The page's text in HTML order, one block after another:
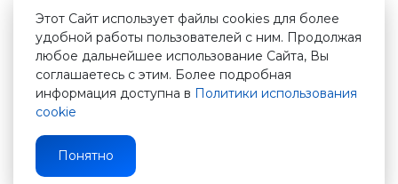
Этот Сайт использует файлы cookies для более
удобной работы пользователей с ним. Продолжая
любое дальнейшее использование Сайта, Вы
соглашаетесь с этим. Более подробная
информация доступна в Политики использования
cookie
Понятно
© 2026 Вся спецтехника
info@vstshop.ru